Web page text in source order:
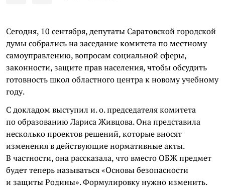
Сегодня, 10 сентября, депутаты Саратовской городской
думы собрались на заседание комитета по местному
самоуправлению, вопросам социальной сферы,
законности, защите прав населения, чтобы обсудить
готовность школ областного центра к новому учебному
году.
С докладом выступил и. о. председателя комитета
по образованию Лариса Живцова. Она представила
несколько проектов решений, которые вносят
изменения в действующие нормативные акты.
В частности, она рассказала, что вместо ОБЖ предмет
будет теперь называться «Основы безопасности
и защиты Родины». Формулировку нужно изменить.